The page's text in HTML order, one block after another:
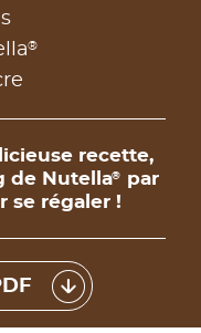
®
recette,
de Nutella®
par
se régaler !